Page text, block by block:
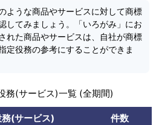
ような商品やサービスに対して商標
してみましょう。「いろがみ」にお
れた商品やサービスは、自社が商標
定役務の参考にすることができま
務(サービス)一覧 (全期間)
(サービス) 件数